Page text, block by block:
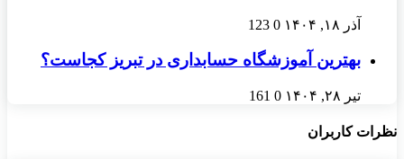
آذر ۱۸, ۱۴۰۴ 0
123
بهترین آموزشگاه حسابداری در تبریز کجاست؟
تیر ۲۸, ۱۴۰۴ 0
161
نظرات کاربران